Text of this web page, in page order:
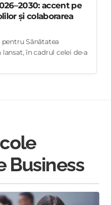
accent pe
și colaborarea
Sănătatea
în cadrul celei de-a
Business